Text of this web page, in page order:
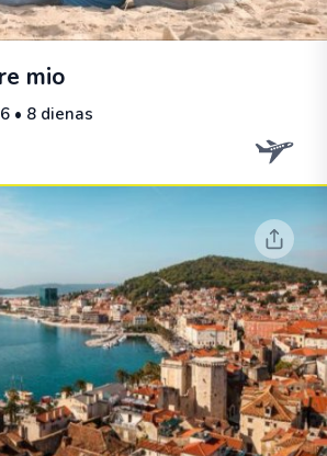
mio
• 8 dienas